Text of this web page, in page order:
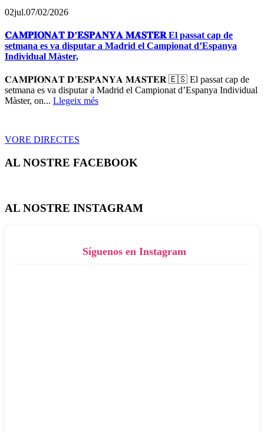
02jul.07/02/2026
𝐂𝐀𝐌𝐏𝐈𝐎𝐍𝐀𝐓 𝐃’𝐄𝐒𝐏𝐀𝐍𝐘𝐀 𝐌𝐀̀𝐒𝐓𝐄𝐑 El passat cap de
setmana es va disputar a Madrid el Campionat d’Espanya
Individual Màster,
𝐂𝐀𝐌𝐏𝐈𝐎𝐍𝐀𝐓 𝐃’𝐄𝐒𝐏𝐀𝐍𝐘𝐀 𝐌𝐀̀𝐒𝐓𝐄𝐑 🇪🇸 El passat cap de
setmana es va disputar a Madrid el Campionat d’Espanya Individual
Màster, on... Llegeix més
VORE DIRECTES
AL NOSTRE FACEBOOK
AL NOSTRE INSTAGRAM
Síguenos en Instagram